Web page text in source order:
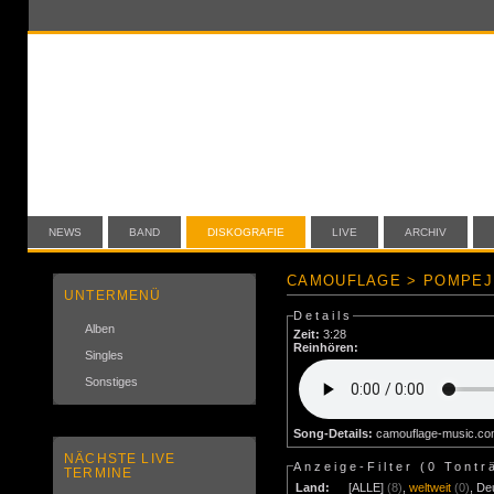
NEWS BAND DISKOGRAFIE LIVE ARCHIV
UNTERMENÜ
Alben
Singles
Sonstiges
NÄCHSTE LIVE
TERMINE
CAMOUFLAGE >
Details
Zeit: 3:28
Reinhören:
Song-Details: camouflage-
Anzeige-Filter (0
Land:
[ALLE] (8) ,weltweit (0)